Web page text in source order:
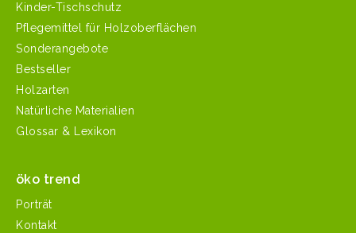
Kinder-Tischschutz
Pflegemittel für Holzoberflächen
Sonderangebote
Bestseller
Holzarten
Natürliche Materialien
Glossar & Lexikon
öko trend
Porträt
Kontakt